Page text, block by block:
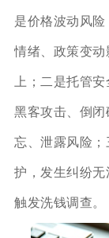
是价格波动风
情绪、政策变
上；二是托管
黑客攻击、倒
忘、泄露风险
护，发生纠纷
触发洗钱调查。